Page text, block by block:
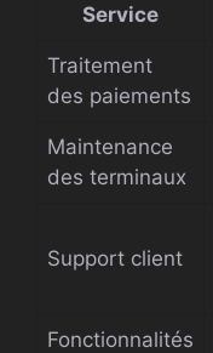
Service
Traitement
des paiements
Maintenance
des terminaux
Support client
Fonctionnalités